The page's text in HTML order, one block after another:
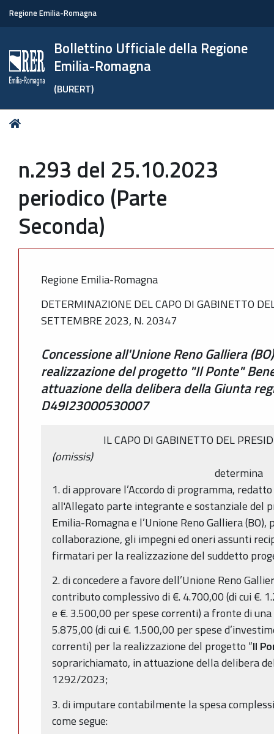
Regione Emilia-Romagna
Bollettino Ufficiale della Regione
Emilia-Romagna
(BURERT)
Tu
n.293 del 25.10.2023
periodico (Parte
Seconda)
Regione Emilia-Romagna
DETERMINAZIONE DEL CAPO DI GABINETTO
SETTEMBRE 2023, N. 20347
Concessione all'Unione Reno Galliera
realizzazione del progetto "Il Ponte"
attuazione della delibera della Giunta
D49I23000530007
IL CAPO DI GABINETTO DEL
(omissis)
determina
1. di approvare l’Accordo di programma,
all'Allegato parte integrante e sostanziale del
Emilia-Romagna e l’Unione Reno Galliera
collaborazione, gli impegni ed oneri assunti
firmatari per la realizzazione del suddetto
2. di concedere a favore dell’Unione Reno
contributo complessivo di €. 4.700,00 (di cui €.
e €. 3.500,00 per spese correnti) a fronte di
5.875,00 (di cui €. 1.500,00 per spese
correnti) per la realizzazione del progetto “Il
soprarichiamato, in attuazione della delibera
1292/2023;
3. di imputare contabilmente la spesa
come segue: